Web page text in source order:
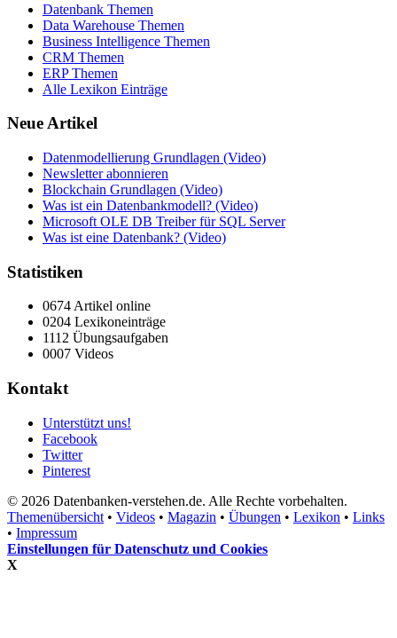
Datenbank Themen
Data Warehouse Themen
Business Intelligence Themen
CRM Themen
ERP Themen
Alle Lexikon Einträge
Neue Artikel
Datenmodellierung Grundlagen (Video)
Newsletter abonnieren
Blockchain Grundlagen (Video)
Was ist ein Datenbankmodell? (Video)
Microsoft OLE DB Treiber für SQL Server
Was ist eine Datenbank? (Video)
Statistiken
0674 Artikel online
0204 Lexikoneinträge
1112 Übungsaufgaben
0007 Videos
Kontakt
Unterstützt uns!
Facebook
Twitter
Pinterest
© 2026 Datenbanken-verstehen.de. Alle Rechte vorbehalten.
Themenübersicht • Videos • Magazin • Übungen • Lexikon • Links
• Impressum
Einstellungen für Datenschutz und Cookies
X